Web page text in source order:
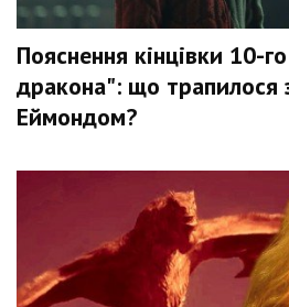
Пояснення кінцівки 10-
дракона": що трапилося
Еймондом?